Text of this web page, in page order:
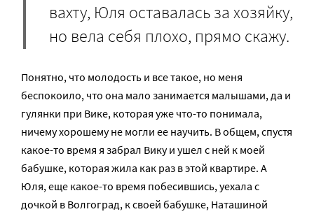
вахту, Юля оставалась за хозяйку,
но вела себя плохо, прямо скажу.
Понятно, что молодость и все такое, но меня
беспокоило, что она мало занимается малышами, да и
гулянки при Вике, которая уже что-то понимала,
ничему хорошему не могли ее научить. В общем, спустя
какое-то время я забрал Вику и ушел с ней к моей
бабушке, которая жила как раз в этой квартире. А
Юля, еще какое-то время побесившись, уехала с
дочкой в Волгоград, к своей бабушке, Наташиной